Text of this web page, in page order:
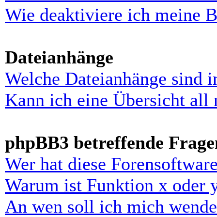
Wie deaktiviere ich meine
Dateianhänge
Welche Dateianhänge sind
Kann ich eine Übersicht all
phpBB3 betreffende
Wer hat diese
Warum ist Funktion x oder
An wen soll ich mich